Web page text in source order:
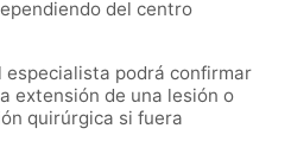
del centro
especialista podrá confirmar
extensión de una lesión o
quirúrgica si fuera